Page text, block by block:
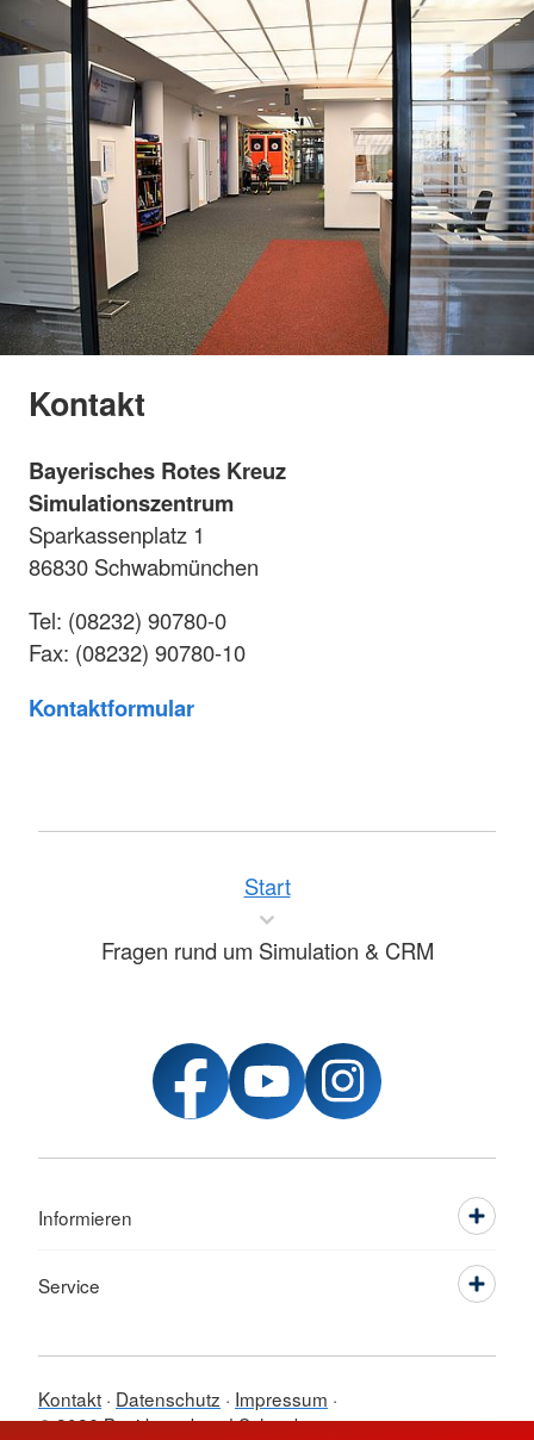
Kontakt
Bayerisches Rotes Kreuz
Simulationszentrum
Sparkassenplatz 1
86830 Schwabmünchen
Tel: (08232) 90780-0
Fax: (08232) 90780-10
Kontaktformular
Start
Fragen rund um Simulation & CRM
Informieren
Service
Kontakt Datenschutz
Impressum
© 2026 Bezirksverband Schwaben